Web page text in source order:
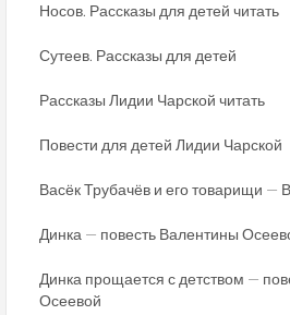
Носов. Рассказы для детей читать
Сутеев. Рассказы для детей
Рассказы Лидии Чарской читать
Повести для детей Лидии Чарской
Васёк Трубачёв и его товарищи —
Динка — повесть Валентины
Динка прощается с детством —
Осеевой